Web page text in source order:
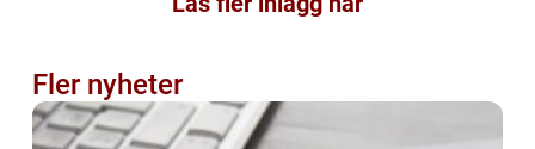
Fler nyheter